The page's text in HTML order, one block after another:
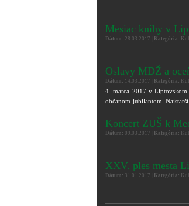
Mesiac knihy v
Dátum: 28.03.2017 | Kategória:
Oslavy MDŽ a
Dátum: 14.03.2017 | Kategória:
4. marca 2017 v
občanom-jubilantom.
Koncert ZUŠ k
Dátum: 09.03.2017 | Kategória:
XXV. ples mesta
Dátum: 31.01.2017 | Kategória: